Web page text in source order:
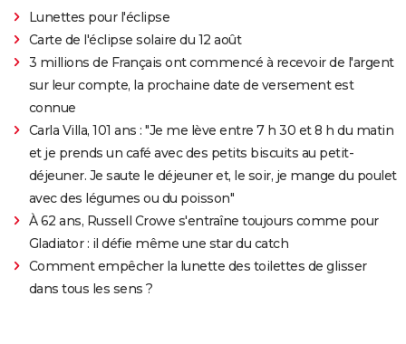
Lunettes pour l'éclipse
Carte de l'éclipse solaire du 12 août
3 millions de Français ont commencé à recevoir de l'argent
sur leur compte, la prochaine date de versement est
connue
Carla Villa, 101 ans : "Je me lève entre 7 h 30 et 8 h du matin
et je prends un café avec des petits biscuits au petit-
déjeuner. Je saute le déjeuner et, le soir, je mange du poulet
avec des légumes ou du poisson"
À 62 ans, Russell Crowe s'entraîne toujours comme pour
Gladiator : il défie même une star du catch
Comment empêcher la lunette des toilettes de glisser
dans tous les sens ?